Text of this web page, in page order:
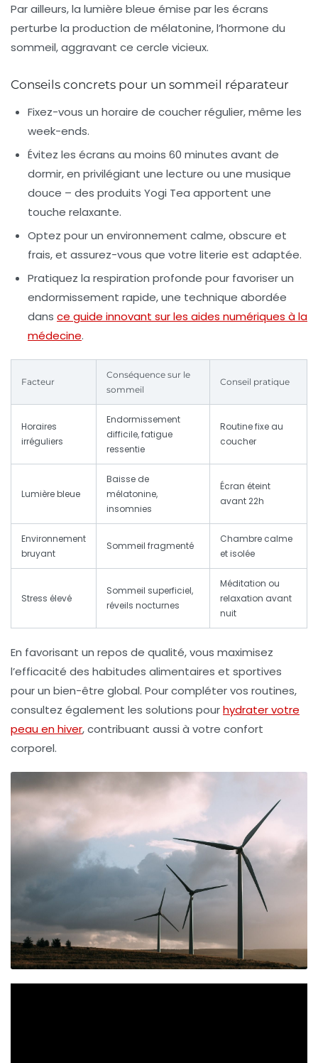
Par ailleurs, la lumière bleue émise par les écrans
perturbe la production de mélatonine, l’hormone du
sommeil, aggravant ce cercle vicieux.
Conseils concrets pour un sommeil réparateur
Fixez-vous un horaire de coucher régulier, même les
week-ends.
Évitez les écrans au moins 60 minutes avant de
dormir, en privilégiant une lecture ou une musique
douce – des produits Yogi Tea apportent une
touche relaxante.
Optez pour un environnement calme, obscure et
frais, et assurez-vous que votre literie est adaptée.
Pratiquez la respiration profonde pour favoriser un
endormissement rapide, une technique abordée
dans ce guide innovant sur les aides numériques à la
médecine.
Facteur
Conséquence sur le
sommeil
Conseil pratique
Horaires
irréguliers
Endormissement
difficile, fatigue
ressentie
Routine fixe au
coucher
Lumière bleue
Baisse de
mélatonine,
insomnies
Écran éteint
avant 22h
Environnement
bruyant
Sommeil fragmenté
Chambre calme
et isolée
Stress élevé
Sommeil superficiel,
réveils nocturnes
Méditation ou
relaxation avant
nuit
En favorisant un repos de qualité, vous maximisez
l’efficacité des habitudes alimentaires et sportives
pour un bien-être global. Pour compléter vos routines,
consultez également les solutions pourhydrater votre
peau en hiver, contribuant aussi à votre confort
corporel.